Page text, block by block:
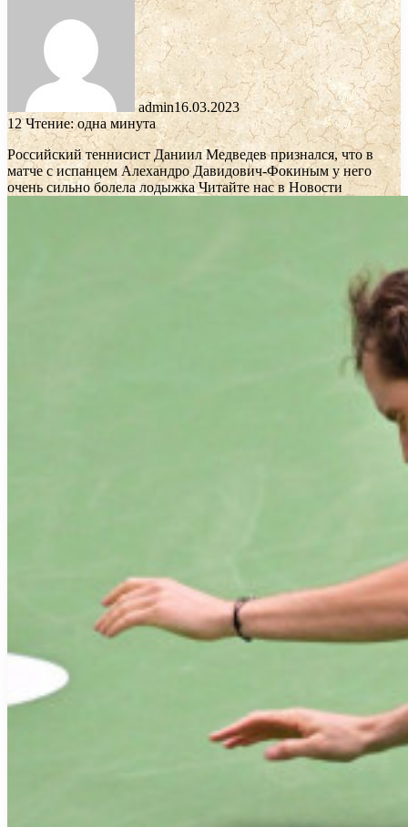
admin16.03.2023
12Чтение: одна минута
Российский теннисист Даниил Медведев признался, что в
матче с испанцем Алехандро Давидович-Фокиным у него
очень сильно болела лодыжкаЧитайте нас в Новости